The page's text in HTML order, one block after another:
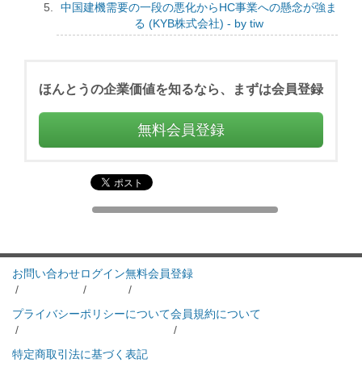
中国建機需要の一段の悪化からHC事業への懸念が強ま
る (KYB株式会社) - by tiw
ほんとうの企業価値を知るなら、まずは会員登録
無料会員登録
お問い合わせ
/
ログイン
/
無料会員登録
/
プライバシーポリシーについて
/
会員規約について
/
特定商取引法に基づく表記